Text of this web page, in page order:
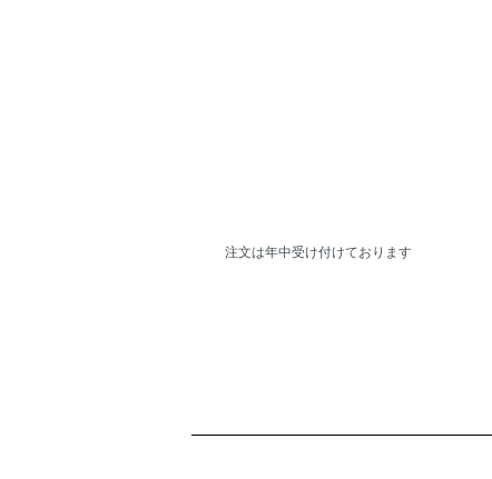
水曜
注文は年中受け付けております